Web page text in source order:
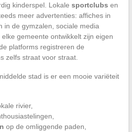
kinderspel. Lokale sportclubs en
meer advertenties: affiches in
in de gymzalen, sociale media
gemeente ontwikkelt zijn eigen
platforms registreren de
zelfs straat voor straat.
stad is er een mooie variëteit
rivier,
op de omliggende paden,